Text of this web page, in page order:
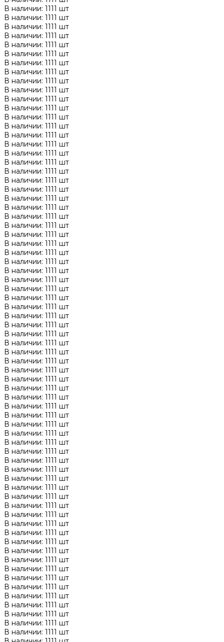
В наличии: 1111 шт
В наличии: 1111 шт
В наличии: 1111 шт
В наличии: 1111 шт
В наличии: 1111 шт
В наличии: 1111 шт
В наличии: 1111 шт
В наличии: 1111 шт
В наличии: 1111 шт
В наличии: 1111 шт
В наличии: 1111 шт
В наличии: 1111 шт
В наличии: 1111 шт
В наличии: 1111 шт
В наличии: 1111 шт
В наличии: 1111 шт
В наличии: 1111 шт
В наличии: 1111 шт
В наличии: 1111 шт
В наличии: 1111 шт
В наличии: 1111 шт
В наличии: 1111 шт
В наличии: 1111 шт
В наличии: 1111 шт
В наличии: 1111 шт
В наличии: 1111 шт
В наличии: 1111 шт
В наличии: 1111 шт
В наличии: 1111 шт
В наличии: 1111 шт
В наличии: 1111 шт
В наличии: 1111 шт
В наличии: 1111 шт
В наличии: 1111 шт
В наличии: 1111 шт
В наличии: 1111 шт
В наличии: 1111 шт
В наличии: 1111 шт
В наличии: 1111 шт
В наличии: 1111 шт
В наличии: 1111 шт
В наличии: 1111 шт
В наличии: 1111 шт
В наличии: 1111 шт
В наличии: 1111 шт
В наличии: 1111 шт
В наличии: 1111 шт
В наличии: 1111 шт
В наличии: 1111 шт
В наличии: 1111 шт
В наличии: 1111 шт
В наличии: 1111 шт
В наличии: 1111 шт
В наличии: 1111 шт
В наличии: 1111 шт
В наличии: 1111 шт
В наличии: 1111 шт
В наличии: 1111 шт
В наличии: 1111 шт
В наличии: 1111 шт
В наличии: 1111 шт
В наличии: 1111 шт
В наличии: 1111 шт
В наличии: 1111 шт
В наличии: 1111 шт
В наличии: 1111 шт
В наличии: 1111 шт
В наличии: 1111 шт
В наличии: 1111 шт
В наличии: 1111 шт